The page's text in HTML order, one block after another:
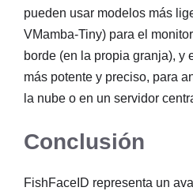
pueden usar modelos más
VMamba-Tiny) para el
borde (en la propia granja), y
más potente y preciso, para
la nube o en un servidor
Conclusión
FishFaceID representa un